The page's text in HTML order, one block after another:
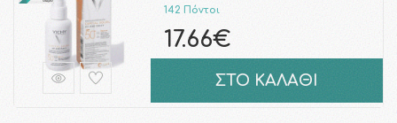
142 Πόντοι
17.66€
ΣΤΟ ΚΑΛΑΘΙ